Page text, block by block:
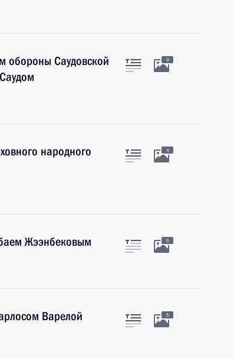
обороны Саудовской
9
народного
4
Жээнбековым 6
Варелой 5